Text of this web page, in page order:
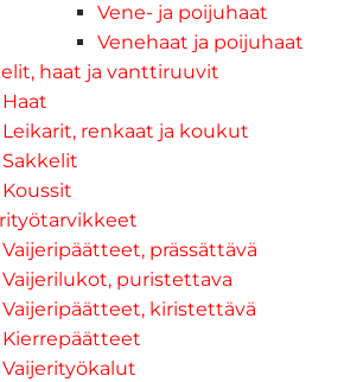
Vene- ja poijuhaat
Venehaat ja poijuhaat
haat ja vanttiruuvit
Haat
Leikarit, renkaat ja koukut
Sakkelit
Koussit
Vaijeripäätteet, prässättävä
Vaijerilukot, puristettava
Vaijeripäätteet, kiristettävä
Kierrepäätteet
Vaijerityökalut